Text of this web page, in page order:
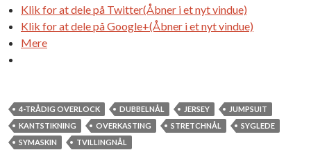
Klik for at dele på Twitter(Åbner i et nyt vindue)
Klik for at dele på Google+(Åbner i et nyt vindue)
Mere
4-TRÅDIG OVERLOCK DUBBELNÅL JERSEY
JUMPSUIT
KANTSTIKNING
OVERKASTING STRETCHNÅL
SYGLEDE
SYMASKIN
TVILLINGNÅL